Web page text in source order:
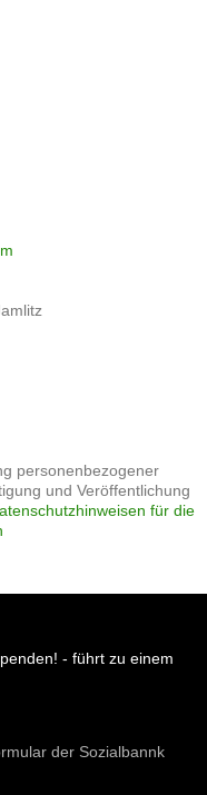
personenbezogener
und Veröffentlichung
für die